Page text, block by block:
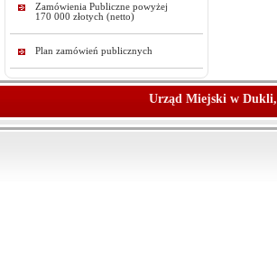
Zamówienia Publiczne powyżej
170 000 złotych (netto)
Plan zamówień publicznych
Urząd Miejski w Dukli,